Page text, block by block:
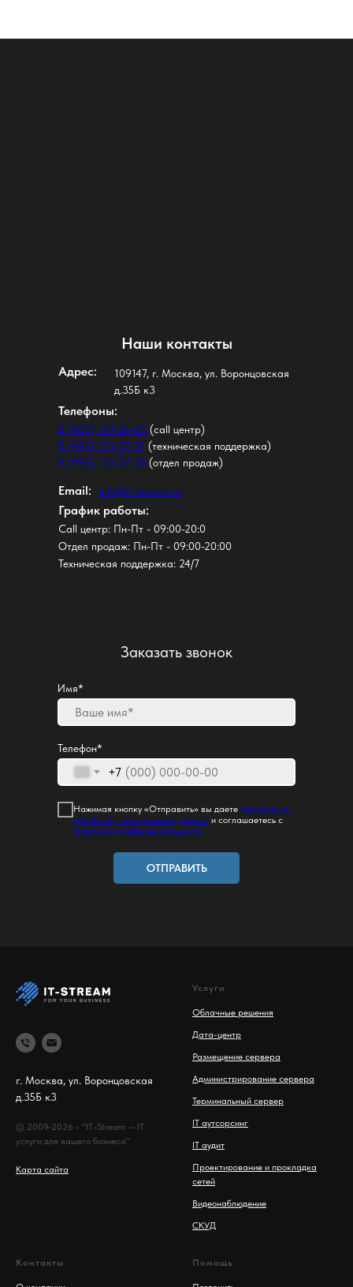
Имя*
Телефон*
+7
Нажимая кнопку «Отправить» вы даете согласие на
обработку персональных данных и соглашаетесь с
политикой конфиденциальности
ОТПРАВИТЬ
Наши контакты
Адрес:
109147, г. Москва, ул. Воронцовская
д.35Б к3
Телефоны:
8 (800) 301-26-60 (call центр)
8 (495) 123-37-57 (техническая поддержка)
8 (495) 123-37-38 (отдел продаж)
Email: info@it-stream.ru
Заказать звонок
График работы:
Call центр: Пн-Пт - 09:00-20:0
Отдел продаж: Пн-Пт - 09:00-20:00
Техническая поддержка: 24/7
г. Москва, ул. Воронцовская
д.35Б к3
© 2009-2026 - "IT-Stream — IT
услуги для вашего бизнеса"
Карта сайта
Услуги
Облачные решения
Дата-центр
Размещение сервера
Администрирование сервера
Терминальный сервер
IT аутсорсинг
IT аудит
Проектирование и прокладка
сетей
Видеонаблюдение
СКУД
Контакты Помощь